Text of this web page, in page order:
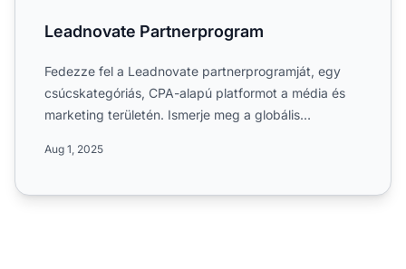
Leadnovate Partnerprogram
Fedezze fel a Leadnovate partnerprogramját, egy
csúcskategóriás, CPA-alapú platformot a média és
marketing területén. Ismerje meg a globális
Aug 1, 2025